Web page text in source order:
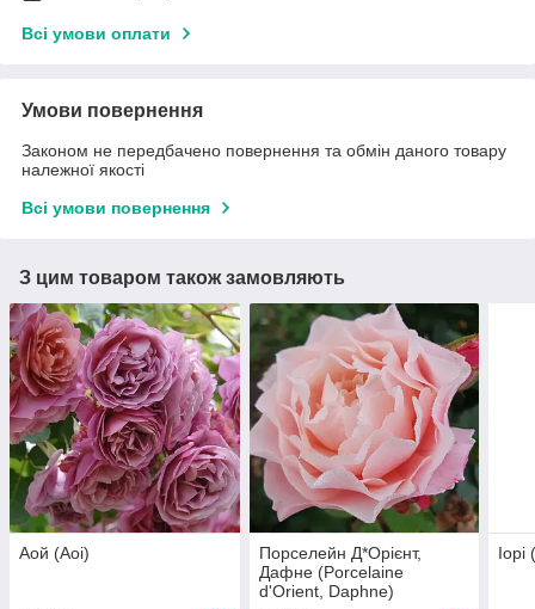
Всі умови оплати
Умови повернення
Законом не передбачено повернення та обмін даного товару
належної якості
Всі умови повернення
З цим товаром також замовляють
Аой (Aoi)
Порселейн Д*Орієнт,
Дафне (Porcelaine
d'Orient, Daphne)